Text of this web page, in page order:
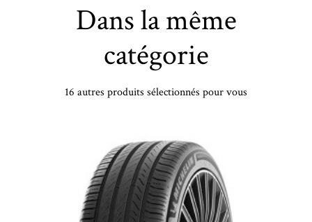
Dans la même
catégorie
16 autres produits sélectionnés pour vous